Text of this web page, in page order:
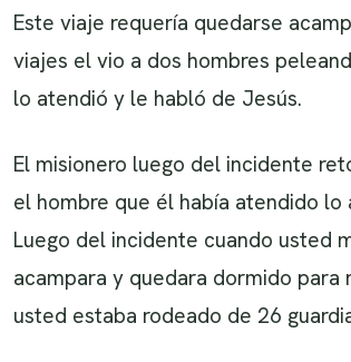
Este viaje requería quedarse
viajes el vio a dos hombres
lo atendió y le habló de Jesús.
El misionero luego del incidente
el hombre que él había atendido
Luego del incidente cuando usted
acampara y quedara dormido
usted estaba rodeado de 26